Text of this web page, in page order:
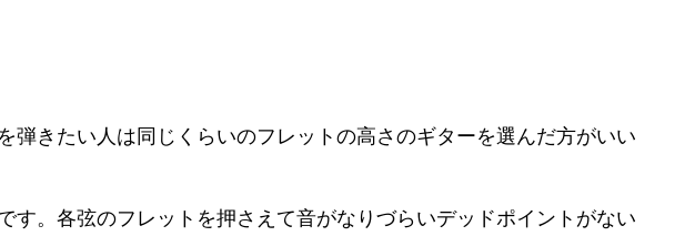
きたい人は同じくらいのフレットの高さのギターを選んだ方がいい
。各弦のフレットを押さえて音がなりづらいデッドポイントがない